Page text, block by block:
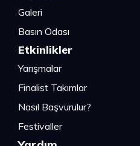
Galeri
Basın Odası
Etkinlikler
Yarışmalar
Finalist Takımlar
Nasıl Başvurulur?
Festivaller